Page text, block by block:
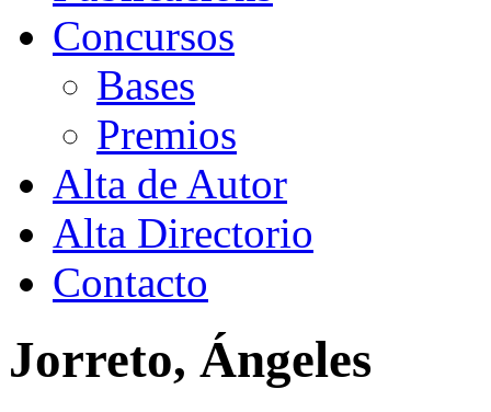
Concursos
Bases
Premios
Alta de Autor
Alta Directorio
Contacto
Jorreto, Ángeles